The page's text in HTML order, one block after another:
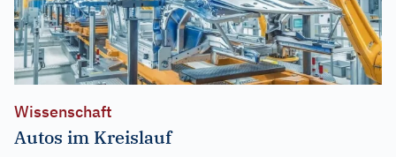
Wissenschaft
Autos im Kreislauf